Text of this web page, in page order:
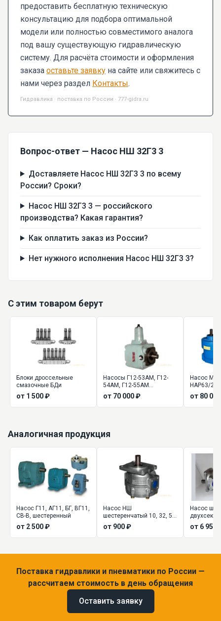
предоставить бесплатную техническую
консультацию для подбора оптимальной
модели или полностью совместимого аналога
под вашу существующую гидравлическую
систему. Для расчёта стоимости и оформления
заказа оставьте заявку на сайте или свяжитесь с
нами через раздел Контакты.
Гидравлика · поставка по России · 777-gidra.ru
Вопрос-ответ — Насос НШ 32Г3 3
Доставляете Насос НШ 32Г3 3 по всему
России? Сроки?
Насос НШ 32Г3 3 — российского
производства? Какая гарантия?
Как оплатить заказ из России?
Нет нужного исполнения Насос НШ 32Г3 3?
С этим товаром берут
Блоки дроссельные
смазочные БДи
от 1 500 ₽
Насосы Г12-53АМ, Г12-
54АМ, Г12-55АМ
пластинчатые
регулируемые
от 70 000 ₽
Насос
НАР63/
НА4М63/
от 80
Аналогичная продукция
Насос Г11, АГ11, БГ, ВГ11,
СВ-В, шестеренный
от 2 500 ₽
Насос НШ
шестеренчатый 10, 32, 50,
100, 250 (шестеренный)
от 900 ₽
Насос
от 6 955
Поставка гидравлики и пневматики по России —
рассчитаем стоимость в день обращения
Оставить заявку